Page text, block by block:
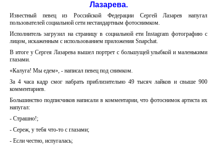
Лазарева.
Известный певец из Российской Федерации Сергей Лазарев напугал
пользователей социальной сети нестандартным фотоснимком.
Исполнитель загрузил на страницу в социальной ети Instagram фотографию с
лицом, искаженным с использованием приложения Snapchat.
В итоге у Сергея Лазарева вышел портрет с большущей улыбкой и маленькими
глазами.
«Калуга! Мы едем», - написал певец под снимком.
За 4 часа кадр смог набрать приблизительно 49 тысяч лайков и свыше 900
комментариев.
Большинство подписчиков написали в комментарии, что фотоснимок артиста их
напугал:
- Страшно!;
- Сереж, у тебя что-то с глазами;
- Если честно, испугалась;